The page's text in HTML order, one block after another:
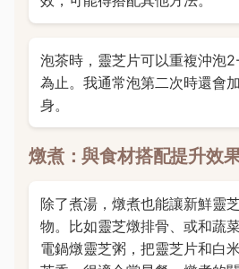
泡茶時，靈芝片可以重複沖泡
為止。我通常泡第二次時還會
身。
燉煮：與食材搭配提升效
除了煮湯，燉煮也能讓新鮮靈
物。比如靈芝燉排骨、或和蔬
電鍋燉靈芝粥，把靈芝片和白